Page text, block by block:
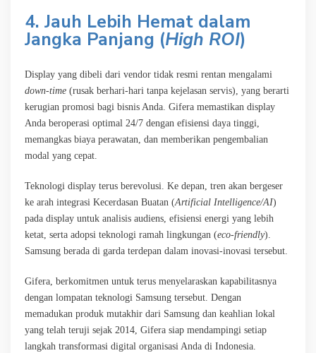
4. Jauh Lebih Hemat dalam
Jangka Panjang (High ROI)
Display yang dibeli dari vendor tidak resmi rentan mengalami
down-time (rusak berhari-hari tanpa kejelasan servis), yang berarti
kerugian promosi bagi bisnis Anda. Gifera memastikan display
Anda beroperasi optimal 24/7 dengan efisiensi daya tinggi,
memangkas biaya perawatan, dan memberikan pengembalian
modal yang cepat.
Teknologi display terus berevolusi. Ke depan, tren akan bergeser
ke arah integrasi Kecerdasan Buatan (Artificial Intelligence/AI)
pada display untuk analisis audiens, efisiensi energi yang lebih
ketat, serta adopsi teknologi ramah lingkungan (eco-friendly).
Samsung berada di garda terdepan dalam inovasi-inovasi tersebut.
Gifera, berkomitmen untuk terus menyelaraskan kapabilitasnya
dengan lompatan teknologi Samsung tersebut. Dengan
memadukan produk mutakhir dari Samsung dan keahlian lokal
yang telah teruji sejak 2014, Gifera siap mendampingi setiap
langkah transformasi digital organisasi Anda di Indonesia.